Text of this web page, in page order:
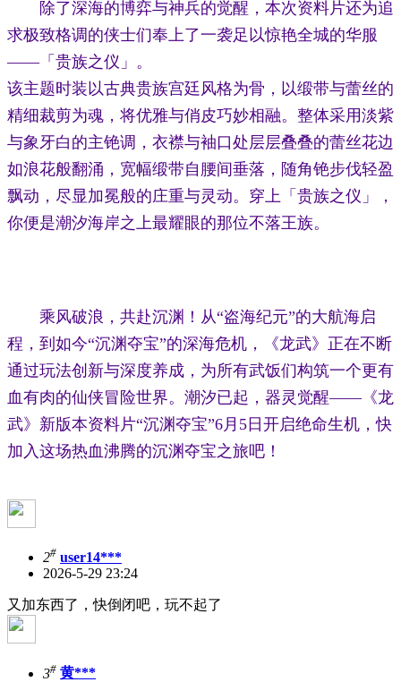
除了深海的博弈与神兵的觉醒，本次资料片还为追
求极致格调的侠士们奉上了一袭足以惊艳全城的华服
——「贵族之仪」。
该主题时装以古典贵族宫廷风格为骨，以缎带与蕾丝的
精细裁剪为魂，将优雅与俏皮巧妙相融。整体采用淡紫
与象牙白的主铯调，衣襟与袖口处层层叠叠的蕾丝花边
如浪花般翻涌，宽幅缎带自腰间垂落，随角铯步伐轻盈
飘动，尽显加冕般的庄重与灵动。穿上「贵族之仪」，
你便是潮汐海岸之上最耀眼的那位不落王族。
乘风破浪，共赴沉渊！从“盗海纪元”的大航海启
程，到如今“沉渊夺宝”的深海危机，《龙武》正在不断
通过玩法创新与深度养成，为所有武饭们构筑一个更有
血有肉的仙侠冒险世界。潮汐已起，器灵觉醒——《龙
武》新版本资料片“沉渊夺宝”6月5日开启绝命生机，快
加入这场热血沸腾的沉渊夺宝之旅吧！
2# user14***
2026-5-29 23:24
又加东西了，快倒闭吧，玩不起了
3# 黄***